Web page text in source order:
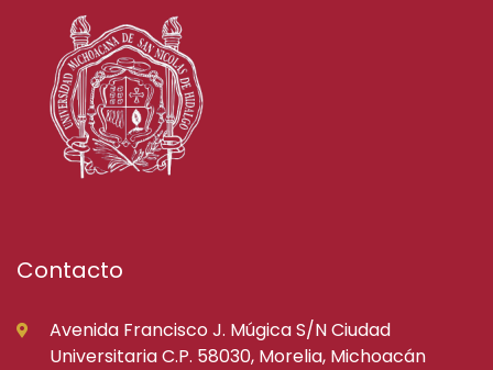
Contacto
Avenida Francisco J. Múgica S/N Ciudad
Universitaria C.P. 58030, Morelia, Michoacán